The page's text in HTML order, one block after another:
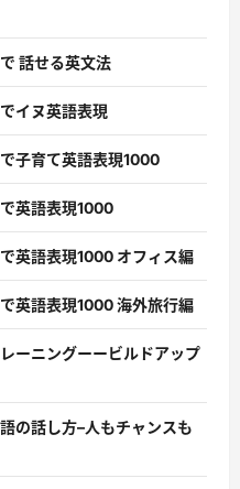
話せる英文法
イヌ英語表現
子育て英語表現1000
英語表現1000
英語表現1000 オフィス編
英語表現1000 海外旅行編
ーニングーービルドアップ
の話し方–人もチャンスも